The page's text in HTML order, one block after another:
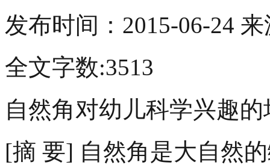
发布时间： 2015-06-24 来
全文字数:3513
自然角对幼儿科学兴趣的
[摘 要] 自然角是大自然